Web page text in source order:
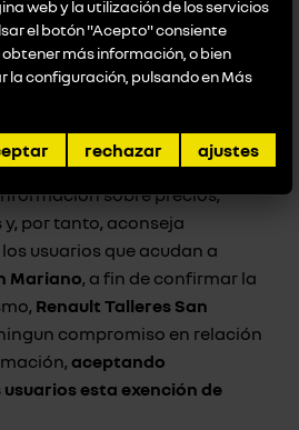
de venta al
indicativo,Renault
no garantiza la exactitud y
sobre precios,
por tanto, aconseja
usuarios que acudan a
Mariano, a fin de confirmar la
Renault Talleres San
compromiso en relación
aceptando
esta exención de
web y la utilización de los servicios
el botón "Acepto" consiente
más información, o bien
la configuración, pulsando enMás
rechazar ajustes